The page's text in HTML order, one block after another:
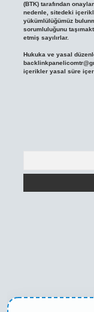
(BTK) tarafından
nedenle, sitedeki
yükümlülüğümüz
sorumluluğunu
etmiş sayılırlar.
Hukuka ve yasal
içerikler yasal süre